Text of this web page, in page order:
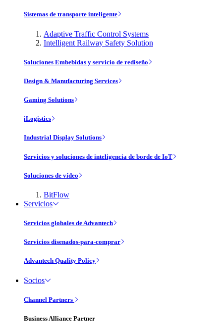
Sistemas de transporte inteligente
Adaptive Traffic Control Systems
Intelligent Railway Safety Solution
Soluciones Embebidas y servicio de rediseño
Design & Manufacturing Services
Gaming Solutions
iLogistics
Industrial Display Solutions
Servicios y soluciones de inteligencia de borde de IoT
Soluciones de vídeo
BitFlow
Servicios
Servicios globales de Advantech
Servicios disenados-para-comprar
Advantech Quality Policy
Socios
Channel Partners
Business Alliance Partner